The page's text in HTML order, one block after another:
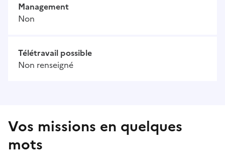
Management
Non
Télétravail possible
Non renseigné
Vos missions en quelques
mots